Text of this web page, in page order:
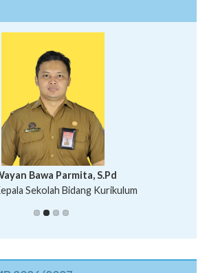
Putu Suhartana, S.Pd.
Bawa Parmita, S.Pd
Sekolah Bidang Kurikulum
Gede Aditya Pratita, S.Pd., M.Sn
Nopi Sutantri, S.Pd.